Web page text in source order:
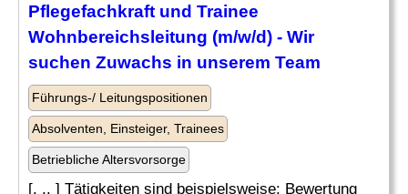
Pflegefachkraft und Trainee
Wohnbereichsleitung (m/w/d) - Wir
suchen Zuwachs in unserem Team
Führungs-/ Leitungspositionen
Absolventen, Einsteiger, Trainees
Betriebliche Altersvorsorge
[. .. ] Tätigkeiten sind beispielsweise: Bewertung